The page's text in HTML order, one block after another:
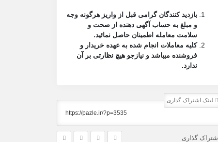
بازدید کنندگان گرامی قبل از واریز هرگونه وجه
و مبلغ به حساب آگهی دهنده از صحت و
سلامت معامله اطمینان حاصل نمائید.
کلیه معاملات انجام شده به عهده خریدار و
فروشنده میباشد و نیازجو هیچ نظارتی بر آن
ندارد.
لینک اشتراک گذاری
اشتراک گذاری